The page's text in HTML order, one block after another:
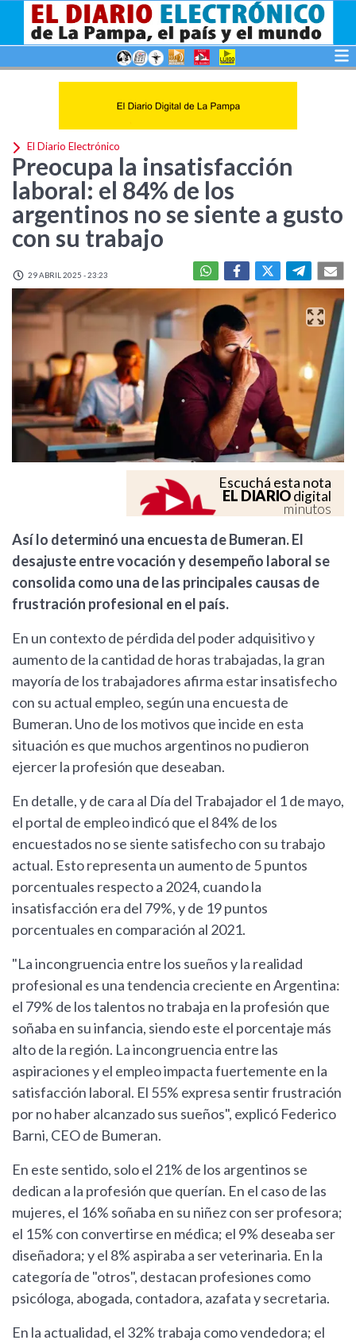
El Diario Electrónico
Preocupa la insatisfacción
laboral: el 84% de los
argentinos no se siente a gusto
con su trabajo
29 ABRIL 2025 - 23:23
Escuchá esta nota
EL DIARIOdigital
minutos
Así lo determinó una encuesta de Bumeran. El
desajuste entre vocación y desempeño laboral se
consolida como una de las principales causas de
frustración profesional en el país.
En un contexto de pérdida del poder adquisitivo y
aumento de la cantidad de horas trabajadas, la gran
mayoría de los trabajadores afirma estar insatisfecho
con su actual empleo, según una encuesta de
Bumeran. Uno de los motivos que incide en esta
situación es que muchos argentinos no pudieron
ejercer la profesión que deseaban.
En detalle, y de cara al Día del Trabajador el 1 de mayo,
el portal de empleo indicó que el 84% de los
encuestados no se siente satisfecho con su trabajo
actual. Esto representa un aumento de 5 puntos
porcentuales respecto a 2024, cuando la
insatisfacción era del 79%, y de 19 puntos
porcentuales en comparación al 2021.
"La incongruencia entre los sueños y la realidad
profesional es una tendencia creciente en Argentina:
el 79% de los talentos no trabaja en la profesión que
soñaba en su infancia, siendo este el porcentaje más
alto de la región. La incongruencia entre las
aspiraciones y el empleo impacta fuertemente en la
satisfacción laboral. El 55% expresa sentir frustración
por no haber alcanzado sus sueños", explicó Federico
Barni, CEO de Bumeran.
En este sentido, solo el 21% de los argentinos se
dedican a la profesión que querían. En el caso de las
mujeres, el 16% soñaba en su niñez con ser profesora;
el 15% con convertirse en médica; el 9% deseaba ser
diseñadora; y el 8% aspiraba a ser veterinaria. En la
categoría de "otros", destacan profesiones como
psicóloga, abogada, contadora, azafata y secretaria.
En la actualidad, el 32% trabaja como vendedora; el